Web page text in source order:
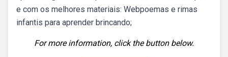
e com os melhores materiais: Webpoemas e rimas
infantis para aprender brincando;
For more information, click the button below.